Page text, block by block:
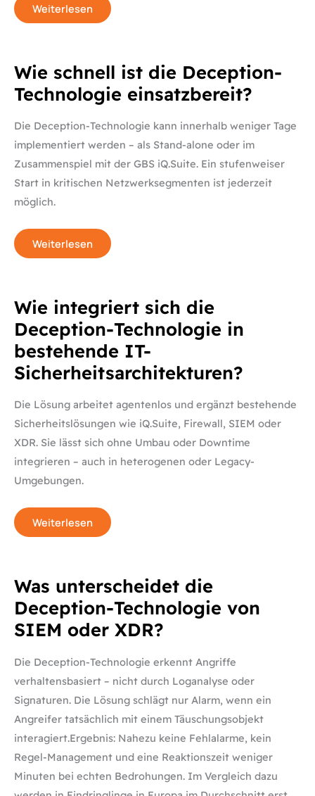
Weiterlesen
Wie schnell ist die Deception-
Technologie einsatzbereit?
Die Deception-Technologie kann innerhalb weniger Tage
implementiert werden – als Stand-alone oder im
Zusammenspiel mit der GBS iQ.Suite. Ein stufenweiser
Start in kritischen Netzwerksegmenten ist jederzeit
möglich.
Wie
schnell
die
Deception-
einsatzbereit?
Weiterlesen
Wie integriert sich die
Deception-Technologie in
bestehende IT-
Sicherheitsarchitekturen?
Die Lösung arbeitet agentenlos und ergänzt bestehende
Sicherheitslösungen wie iQ.Suite, Firewall, SIEM oder
XDR. Sie lässt sich ohne Umbau oder Downtime
integrieren – auch in heterogenen oder Legacy-
Umgebungen.
Wie
integriert
die
Deception-
Technologie
in
bestehende
IT-
Weiterlesen
Was unterscheidet die
Deception-Technologie von
SIEM oder XDR?
Die Deception-Technologie erkennt Angriffe
verhaltensbasiert – nicht durch Loganalyse oder
Signaturen. Die Lösung schlägt nur Alarm, wenn ein
Angreifer tatsächlich mit einem Täuschungsobjekt
interagiert.Ergebnis: Nahezu keine Fehlalarme, kein
Regel-Management und eine Reaktionszeit weniger
Minuten bei echten Bedrohungen. Im Vergleich dazu
Was
unterscheidet
Deception-
Technologie
von
SIEM
XDR?